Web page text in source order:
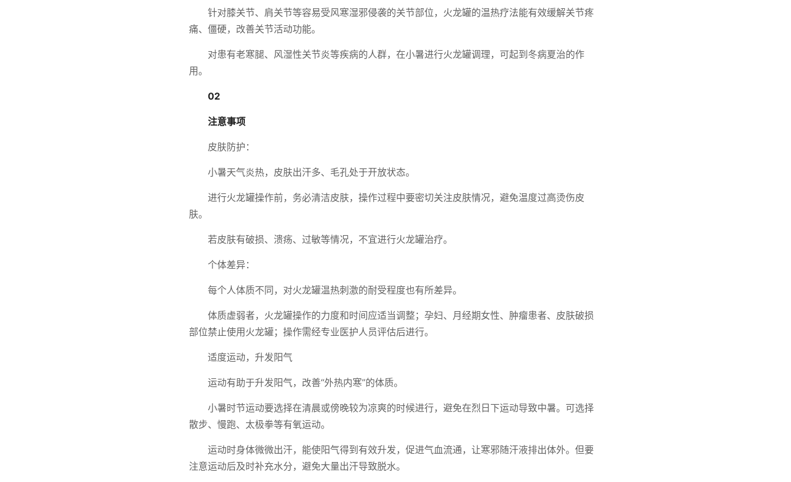
针对膝关节、肩关节等容易受风寒湿邪侵袭的关节部位，火龙罐的温热疗法能有效缓解关节疼
痛、僵硬，改善关节活动功能。
对患有老寒腿、风湿性关节炎等疾病的人群，在小暑进行火龙罐调理，可起到冬病夏治的作
用。
02
注意事项
皮肤防护：
小暑天气炎热，皮肤出汗多、毛孔处于开放状态。
进行火龙罐操作前，务必清洁皮肤，操作过程中要密切关注皮肤情况，避免温度过高烫伤皮
肤。
若皮肤有破损、溃疡、过敏等情况，不宜进行火龙罐治疗。
个体差异：
每个人体质不同，对火龙罐温热刺激的耐受程度也有所差异。
体质虚弱者，火龙罐操作的力度和时间应适当调整；孕妇、月经期女性、肿瘤患者、皮肤破损
部位禁止使用火龙罐；操作需经专业医护人员评估后进行。
适度运动，升发阳气
运动有助于升发阳气，改善“外热内寒”的体质。
小暑时节运动要选择在清晨或傍晚较为凉爽的时候进行，避免在烈日下运动导致中暑。可选择
散步、慢跑、太极拳等有氧运动。
运动时身体微微出汗，能使阳气得到有效升发，促进气血流通，让寒邪随汗液排出体外。但要
注意运动后及时补充水分，避免大量出汗导致脱水。